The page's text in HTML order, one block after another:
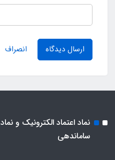
ارسال دیدگاه انصراف
نماد اعتماد الکترونیک و نماد
ساماندهی